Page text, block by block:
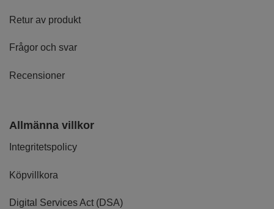
Retur av produkt
Frågor och svar
Recensioner
Allmänna villkor
Integritetspolicy
Köpvillkora
Digital Services Act (DSA)